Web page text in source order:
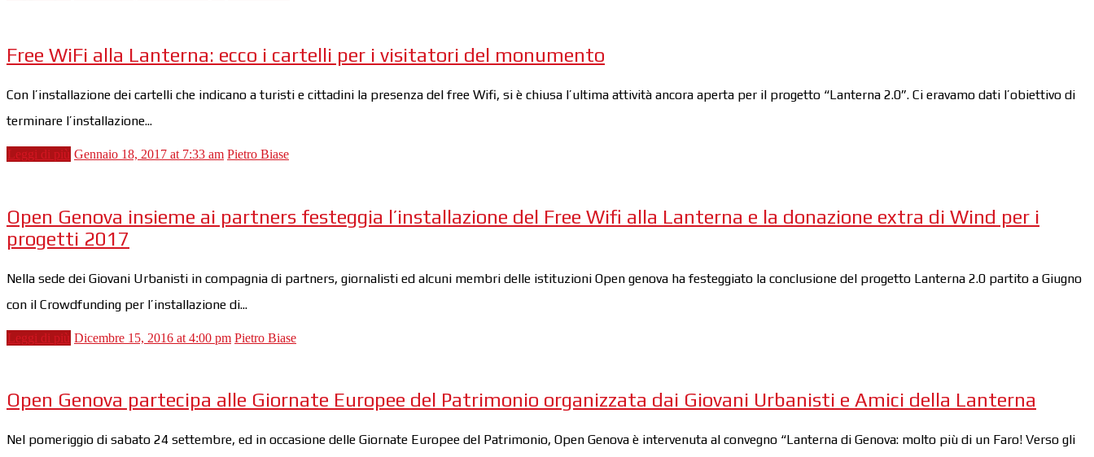
Free WiFi alla Lanterna: ecco i cartelli per i visitatori del monumento
Con l’installazione dei cartelli che indicano a turisti e cittadini la presenza del free Wifi, si è chiusa l’ultima attività ancora aperta per il progetto “Lanterna 2.0”. Ci eravamo dati l’obiettivo di
terminare l’installazione...
Leggi di più Gennaio 18, 2017 at 7:33 am Pietro Biase
Open Genova insieme ai partners festeggia l’installazione del Free Wifi alla Lanterna e la donazione extra di Wind per i
progetti 2017
Nella sede dei Giovani Urbanisti in compagnia di partners, giornalisti ed alcuni membri delle istituzioni Open genova ha festeggiato la conclusione del progetto Lanterna 2.0 partito a Giugno
con il Crowdfunding per l’installazione di...
Leggi di più Dicembre 15, 2016 at 4:00 pm Pietro Biase
Open Genova partecipa alle Giornate Europee del Patrimonio organizzata dai Giovani Urbanisti e Amici della Lanterna
Nel pomeriggio di sabato 24 settembre, ed in occasione delle Giornate Europee del Patrimonio, Open Genova è intervenuta al convegno “Lanterna di Genova: molto più di un Faro! Verso gli